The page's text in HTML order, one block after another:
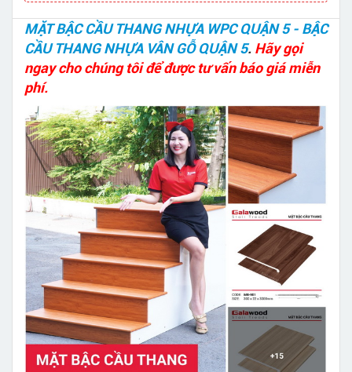
MẶT BẬC CẦU THANG NHỰA WPC QUẬN 5 - BẬC
CẦU THANG NHỰA VÂN GỖ QUẬN 5. Hãy gọi
ngay cho chúng tôi để được tư vấn báo giá miễn
phí.